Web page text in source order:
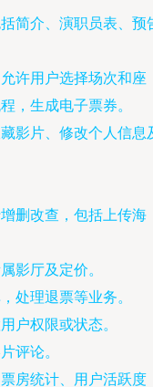
简介、演职员表、预
许用户选择场次和座
，生成电子票券。
影片、修改个人信息
删改查，包括上传海
影厅及定价。
处理退票等业务。
户权限或状态。
评论。
房统计、用户活跃度